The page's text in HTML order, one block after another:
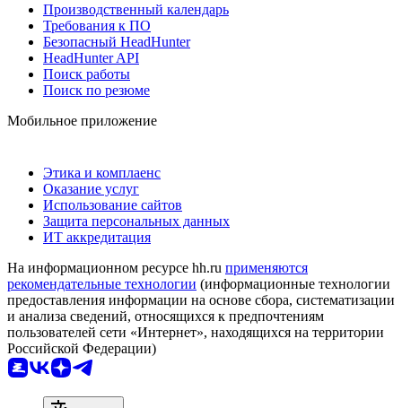
Производственный календарь
Требования к ПО
Безопасный HeadHunter
HeadHunter API
Поиск работы
Поиск по резюме
Мобильное приложение
Этика и комплаенс
Оказание услуг
Использование сайтов
Защита персональных данных
ИТ аккредитация
На информационном ресурсе hh.ru применяются
рекомендательные технологии (информационные технологии
предоставления информации на основе сбора, систематизации
и анализа сведений, относящихся к предпочтениям
пользователей сети «Интернет», находящихся на территории
Российской Федерации)